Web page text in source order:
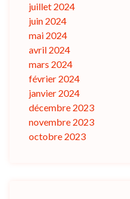
juillet 2024
juin 2024
mai 2024
avril 2024
mars 2024
février 2024
janvier 2024
décembre 2023
novembre 2023
octobre 2023